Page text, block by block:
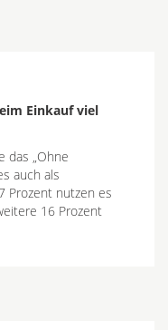
Einkauf viel
das „Ohne
auch als
Prozent nutzen es
16 Prozent